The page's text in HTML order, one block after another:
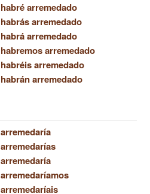
habré arremedado
habrás arremedado
habrá arremedado
habremos arremedado
habréis arremedado
habrán arremedado
arremedaría
arremedarías
arremedaría
arremedaríamos
arremedaríais